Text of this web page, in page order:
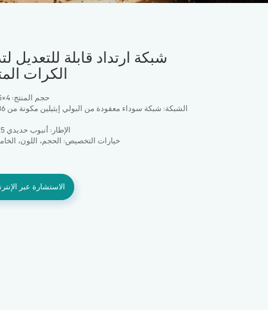
شبكة ارتداد قابلة للتعديل
الكرات
حجم المنتج: 4×7/5×7 قدم
خيارات التخصيص: الحجم، اللون،
الاستشارة عبر